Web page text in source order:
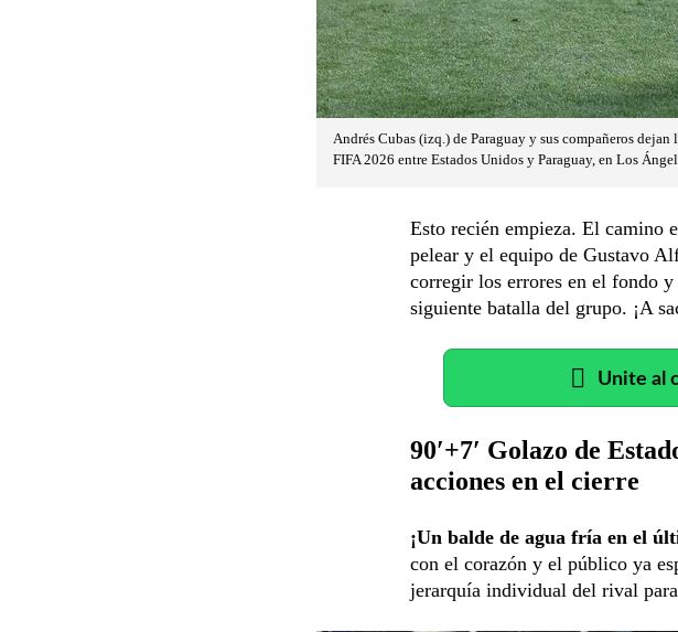
Andrés Cubas (izq.) de Paraguay y sus compañeros
FIFA 2026 entre Estados Unidos y Paraguay, en Los
Esto recién empieza. El camino
pelear y el equipo de Gustavo
corregir los errores en el fondo
siguiente batalla del grupo. ¡A
Unite al
90′+7′ Golazo de
acciones en el cierre
¡Un balde de agua fría en el
con el corazón y el público ya
jerarquía individual del rival